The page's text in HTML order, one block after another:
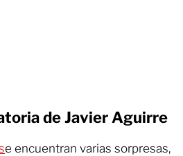
de Javier Aguirre
e encuentran varias sorpresas,